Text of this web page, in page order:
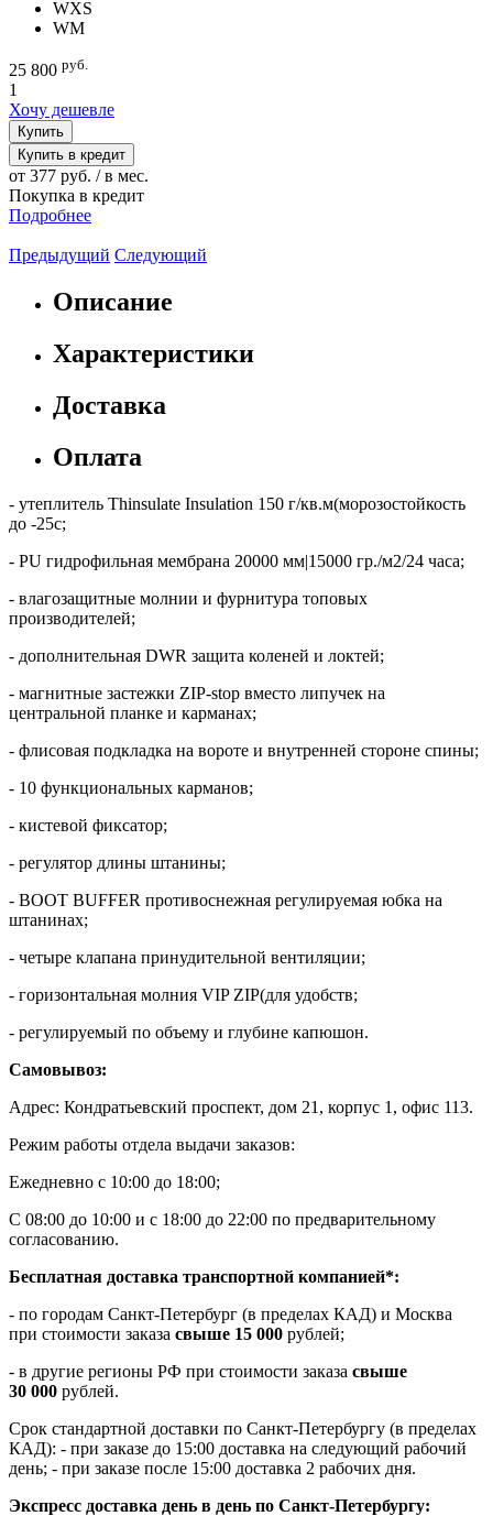
WXS
WM
25 800 руб.
1
Хочу дешевле
Купить
Купить в кредит
от 377 руб. / в мес.
Покупка в кредит
Подробнее
Предыдущий Следующий
Описание
Характеристики
Доставка
Оплата
- утеплитель Thinsulate Insulation 150 г/кв.м(морозостойкость
до -25с;
- PU гидрофильная мембрана 20000 мм|15000 гр./м2/24 часа;
- влагозащитные молнии и фурнитура топовых
производителей;
- дополнительная DWR защита коленей и локтей;
- магнитные застежки ZIP-stop вместо липучек на
центральной планке и карманах;
- флисовая подкладка на вороте и внутренней стороне спины;
- 10 функциональных карманов;
- кистевой фиксатор;
- регулятор длины штанины;
- BOOT BUFFER противоснежная регулируемая юбка на
штанинах;
- четыре клапана принудительной вентиляции;
- горизонтальная молния VIP ZIP(для удобств;
- регулируемый по объему и глубине капюшон.
Самовывоз:
Адрес: Кондратьевский проспект, дом 21, корпус 1, офис 113.
Режим работы отдела выдачи заказов:
Ежедневно с 10:00 до 18:00;
С 08:00 до 10:00 и с 18:00 до 22:00 по предварительному
согласованию.
Бесплатная доставка транспортной компанией*:
- по городам Санкт-Петербург (в пределах КАД) и Москва
при стоимости заказа свыше 15 000 рублей;
- в другие регионы РФ при стоимости заказа свыше
30 000 рублей.
Срок стандартной доставки по Санкт-Петербургу (в пределах
КАД): - при заказе до 15:00 доставка на следующий рабочий
день; - при заказе после 15:00 доставка 2 рабочих дня.
Экспресс доставка день в день по Санкт-Петербургу: